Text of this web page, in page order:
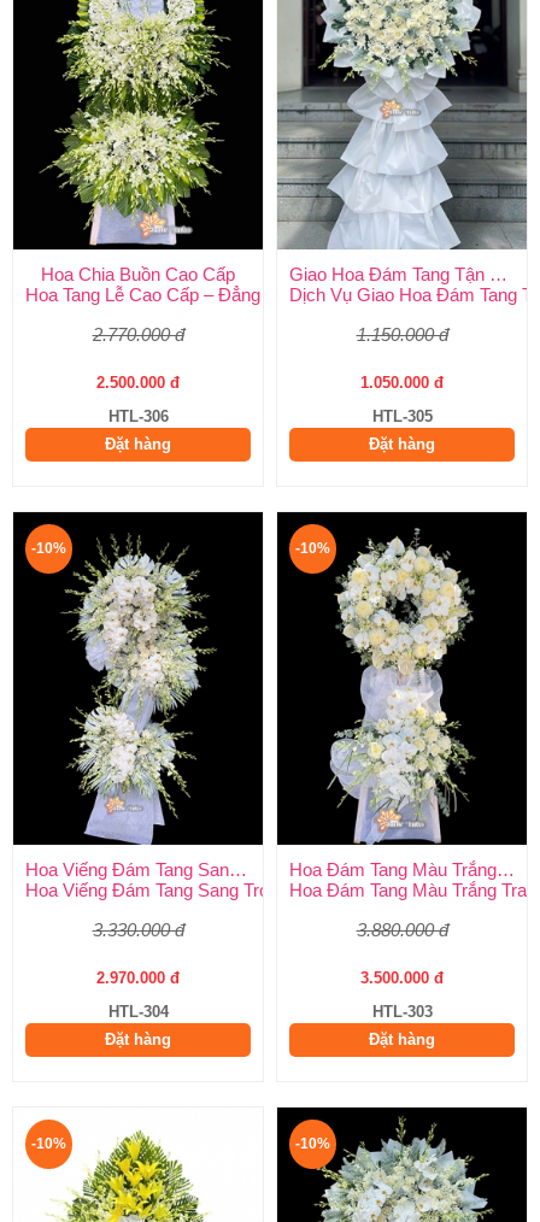
Hoa Chia Buồn Cao Cấp
Hoa Tang Lễ Cao Cấp – Đẳng Cấp Tinh Tế, Kính Viếng Trang
2.770.000 đ
2.500.000 đ
HTL-306
Đặt hàng
Giao Hoa Đám Tang Tận Nơi Toàn Quốc
Dịch Vụ Giao Hoa Đám Tang
1.150.000 đ
1.050.000 đ
HTL-305
Đặt hàng
-10%
Hoa Viếng Đám Tang Sang Trọng
Hoa Viếng Đám Tang Sang Trọng – Kính Tận Tâm, Tiễn Biệt
3.330.000 đ
2.970.000 đ
HTL-304
Đặt hàng
-10%
Hoa Đám Tang Màu Trắng Trang Nghiêm
Hoa Đám Tang Màu Trắng
3.880.000 đ
3.500.000 đ
HTL-303
Đặt hàng
-10% -10%